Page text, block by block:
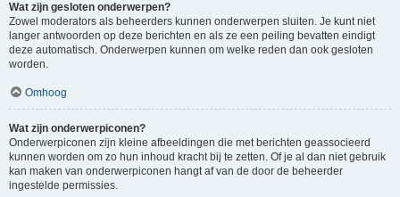
Wat zijn gesloten onderwerpen?
Zowel moderators als beheerders kunnen onderwerpen sluiten. Je kunt niet
langer antwoorden op deze berichten en als ze een peiling bevatten eindigt
deze automatisch. Onderwerpen kunnen om welke reden dan ook gesloten
worden.
Omhoog
Wat zijn onderwerpiconen?
Onderwerpiconen zijn kleine afbeeldingen die met berichten geassocieerd
kunnen worden om zo hun inhoud kracht bij te zetten. Of je al dan niet gebruik
kan maken van onderwerpiconen hangt af van de door de beheerder
ingestelde permissies.